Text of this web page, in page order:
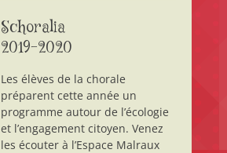
Schoralia
2019-2020
Les élèves de la chorale
préparent cette année un
programme autour de l’écologie
et l’engagement citoyen. Venez
les écouter à l’Espace Malraux